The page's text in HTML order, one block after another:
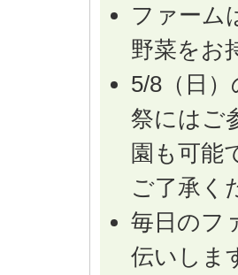
ファーム
野菜をお
5/8（日
祭にはご
園も可能
ご了承
毎日のフ
伝いしま